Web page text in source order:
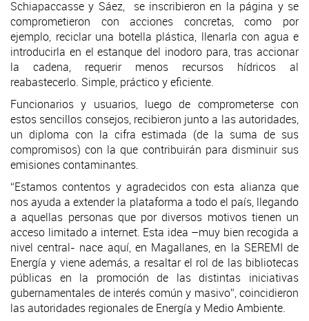
Schiapaccasse y Sáez, se inscribieron en la página y se
comprometieron con acciones concretas, como por
ejemplo, reciclar una botella plástica, llenarla con agua e
introducirla en el estanque del inodoro para, tras accionar
la cadena, requerir menos recursos hídricos al
reabastecerlo. Simple, práctico y eficiente.
Funcionarios y usuarios, luego de comprometerse con
estos sencillos consejos, recibieron junto a las autoridades,
un diploma con la cifra estimada (de la suma de sus
compromisos) con la que contribuirán para disminuir sus
emisiones contaminantes.
“Estamos contentos y agradecidos con esta alianza que
nos ayuda a extender la plataforma a todo el país, llegando
a aquellas personas que por diversos motivos tienen un
acceso limitado a internet. Esta idea –muy bien recogida a
nivel central- nace aquí, en Magallanes, en la SEREMI de
Energía y viene además, a resaltar el rol de las bibliotecas
públicas en la promoción de las distintas iniciativas
gubernamentales de interés común y masivo”, coincidieron
las autoridades regionales de Energía y Medio Ambiente.